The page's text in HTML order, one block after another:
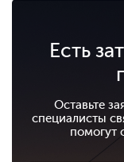
Есть
Оставьте
специалисты
помогут